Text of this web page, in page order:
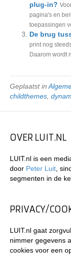
plug-in?
pagina's en
toepassingen
De brug
print nog
Daarom wordt
Geplaatst in
childthemes,
OVER LUIT.NL
LUIT.nl is een
door Peter Luit,
segmenten in de
PRIVACY/
LUIT.nl gaat
nimmer gegevens
cookies voor een